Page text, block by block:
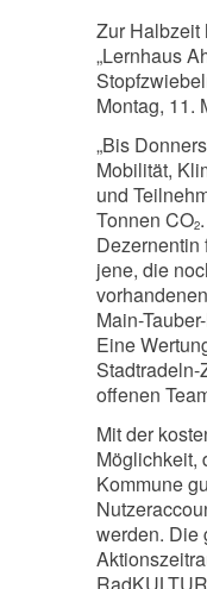
Zur Halbzeit
„Lernhaus
Montag, 11.
„Bis
Mobilität,
und
Tonnen CO2
Dezernentin
jene, die
Main-
Eine
Stadtradeln-
offenen
Mit der
Möglichkeit,
Kommune
werden. Die